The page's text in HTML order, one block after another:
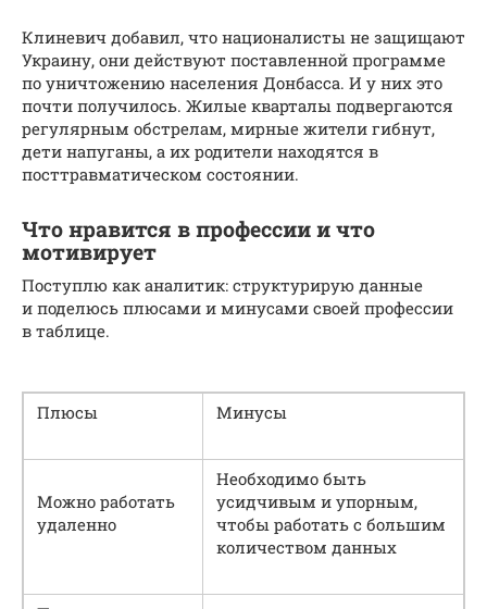
Клиневич добавил, что националисты не защищают
Украину, они действуют поставленной программе
по уничтожению населения Донбасса. И у них это
почти получилось. Жилые кварталы подвергаются
регулярным обстрелам, мирные жители гибнут,
дети напуганы, а их родители находятся в
посттравматическом состоянии.
Что нравится в профессии и что
мотивирует
Поступлю как аналитик: структурирую данные
и поделюсь плюсами и минусами своей профессии
в таблице.
Плюсы Минусы
Можно работать
удаленно
Необходимо быть
усидчивым и упорным,
чтобы работать с большим
количеством данных